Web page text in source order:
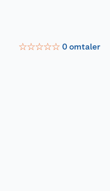
☆☆☆☆☆ 0omtaler